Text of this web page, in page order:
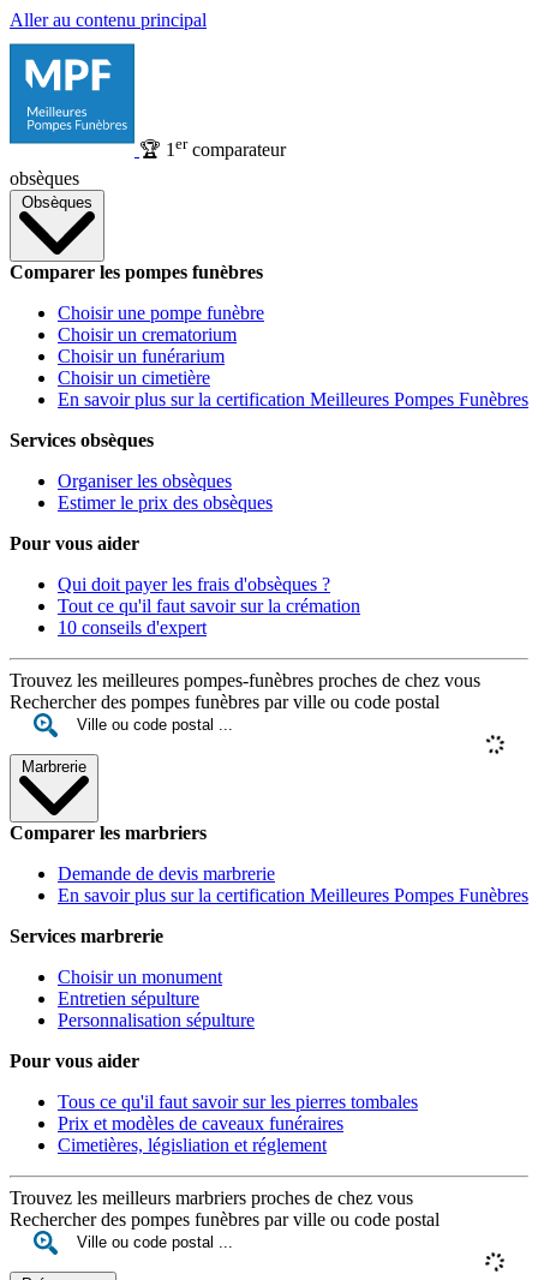
Aller au contenu principal
🏆 1 ercomparateur
obsèques
Obsèques
Comparer les pompes funèbres
Choisir une pompe funèbre
Choisir un crematorium
Choisir un funérarium
Choisir un cimetière
En savoir plus sur la certification Meilleures Pompes Funèbres
Services obsèques
Organiser les obsèques
Estimer le prix des obsèques
Pour vous aider
Qui doit payer les frais d'obsèques ?
Tout ce qu'il faut savoir sur la crémation
10 conseils d'expert
Trouvez les meilleures pompes-funèbres proches de chez vous
Rechercher des pompes funèbres par ville ou code postal
Marbrerie
Comparer les marbriers
Demande de devis marbrerie
En savoir plus sur la certification Meilleures Pompes Funèbres
Services marbrerie
Choisir un monument
Entretien sépulture
Personnalisation sépulture
Pour vous aider
Tous ce qu'il faut savoir sur les pierres tombales
Prix et modèles de caveaux funéraires
Cimetières, législiation et réglement
Trouvez les meilleurs marbriers proches de chez vous
Rechercher des pompes funèbres par ville ou code postal